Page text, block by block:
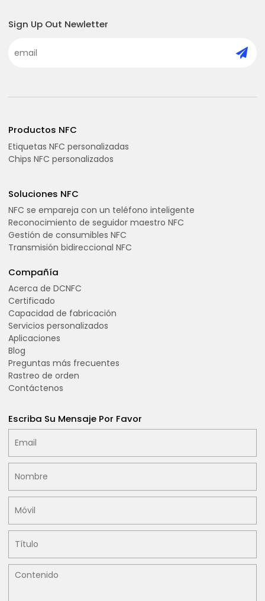
Sign Up Out Newletter
Productos NFC
Etiquetas NFC personalizadas
Chips NFC personalizados
Soluciones NFC
NFC se empareja con un teléfono inteligente
Reconocimiento de seguidor maestro NFC
Gestión de consumibles NFC
Transmisión bidireccional NFC
Compañía
Acerca de DCNFC
Certificado
Capacidad de fabricación
Servicios personalizados
Aplicaciones
Blog
Preguntas más frecuentes
Rastreo de orden
Contáctenos
Escriba Su Mensaje Por Favor